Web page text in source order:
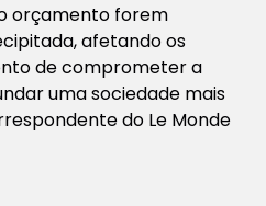
orçamento forem
afetando os
de comprometer a
uma sociedade mais
do Le Monde